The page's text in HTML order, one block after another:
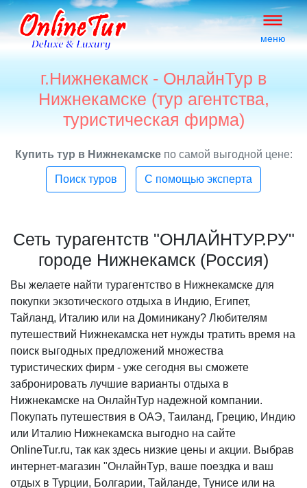
меню
г.Нижнекамск - ОнлайнТур в
Нижнекамске (тур агентства,
туристическая фирма)
Купить тур в Нижнекамскепо самой выгодной цене:
Поиск туров С помощью эксперта
Сеть турагентств "ОНЛАЙНТУР.РУ"
городе Нижнекамск (Россия)
Вы желаете найти турагентство в Нижнекамске для
покупки экзотического отдыха в Индию, Египет,
Тайланд, Италию или на Доминикану? Любителям
путешествий Нижнекамска нет нужды тратить время на
поиск выгодных предложений множества
туристических фирм - уже сегодня вы сможете
забронировать лучшие варианты отдыха в
Нижнекамске на ОнлайнТур надежной компании.
Покупать путешествия в ОАЭ, Таиланд, Грецию, Индию
или Италию Нижнекамска выгодно на сайте
OnlineTur.ru, так как здесь низкие цены и акции. Выбрав
интернет-магазин "ОнлайнТур, ваше поездка и ваш
отдых в Турции, Болгарии, Тайланде, Тунисе или на